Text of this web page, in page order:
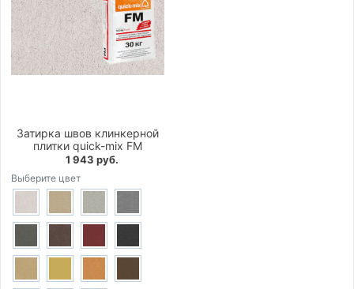
Затирка швов клинкерной
плитки quick-mix FM
1 943 руб.
Выберите цвет